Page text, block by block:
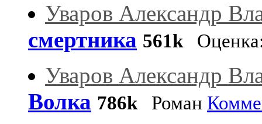
Уваров Александр
смертника 561k
Уваров Александр
Волка 786kРоман